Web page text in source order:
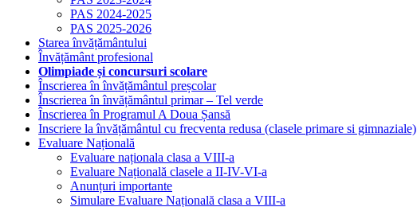
PAS 2024-2025
PAS 2025-2026
Starea învățământului
Învățământ profesional
Olimpiade și concursuri scolare
Înscrierea în învățământul preșcolar
Înscrierea în învățământul primar – Tel verde
Înscrierea în Programul A Doua Șansă
Inscriere la învățământul cu frecventa redusa (clasele primare si gimnaziale)
Evaluare Națională
Evaluare naționala clasa a VIII-a
Evaluare Națională clasele a II-IV-VI-a
Anunțuri importante
Simulare Evaluare Națională clasa a VIII-a